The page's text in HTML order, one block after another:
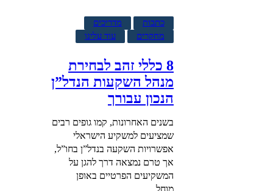
כתבות
מדריכים
מחקרים
עוד עלינו
8 כללי זהב לבחירת
מנהל השקעות הנדל”ן
הנכון עבורך
בשנים האחרונות, קמו גופים רבים
שמציעים למשקיע הישראלי
אפשרויות השקעה בנדל”ן בחו”ל,
אך טרם נמצאה דרך להגן על
המשקיעים הפרטיים באופן
מוחל...